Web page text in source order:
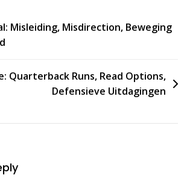
Misleiding, Misdirection, Beweging
Quarterback Runs, Read Options,
Defensieve Uitdagingen